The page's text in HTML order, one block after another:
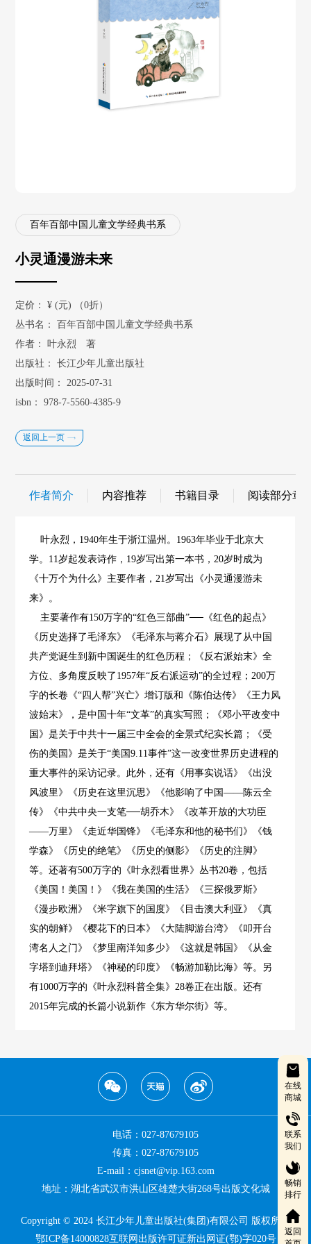
在线
商城
联系
我们
畅销
排行
返回
百年百部中国儿童文学经典书系
小灵通漫游未来
定价： ¥(元) （0折）
丛书名：
百年百部中国儿童文学经典书系
作者：
叶永烈 著
出版社：
长江少年儿童出版社
出版时间：
2025-07-31
isbn：
978-7-5560-4385-9
返回上一页
作者简介 内容推荐 书籍目录 阅读部分章
叶永烈，1940年生于浙江温州。1963年毕业于北京大
学。11岁起发表诗作，19岁写出第一本书，20岁时成为
《十万个为什么》主要作者，21岁写出《小灵通漫游未
来》。
主要著作有150万字的“红色三部曲”──《红色的起点》
《历史选择了毛泽东》《毛泽东与蒋介石》展现了从中国
共产党诞生到新中国诞生的红色历程；《反右派始末》全
方位、多角度反映了1957年“反右派运动”的全过程；200万
字的长卷《“四人帮”兴亡》增订版和《陈伯达传》《王力风
波始末》，是中国十年“文革”的真实写照；《邓小平改变中
国》是关于中共十一届三中全会的全景式纪实长篇；《受
伤的美国》是关于“美国9.11事件”这一改变世界历史进程的
重大事件的采访记录。此外，还有《用事实说话》《出没
风波里》《历史在这里沉思》《他影响了中国——陈云全
传》《中共中央一支笔──胡乔木》《改革开放的大功臣
——万里》《走近华国锋》《毛泽东和他的秘书们》《钱
学森》《历史的绝笔》《历史的侧影》《历史的注脚》
等。还著有500万字的《叶永烈看世界》丛书20卷，包括
《美国！美国！》《我在美国的生活》《三探俄罗斯》
《漫步欧洲》《米字旗下的国度》《目击澳大利亚》《真
实的朝鲜》《樱花下的日本》《大陆脚游台湾》《叩开台
湾名人之门》《梦里南洋知多少》《这就是韩国》《从金
字塔到迪拜塔》《神秘的印度》《畅游加勒比海》等。另
有1000万字的《叶永烈科普全集》28卷正在出版。还有
2015年完成的长篇小说新作《东方华尔街》等。
电话：027-87679105
传真：027-87679105
E-mail：cjsnet@vip.163.com
地址：湖北省武汉市洪山区雄楚大街268号出版文化城
Copyright © 2024 长江少年儿童出版社(集团)有限公司 版权所有
鄂ICP备14000828互联网出版许可证新出网证(鄂)字020号